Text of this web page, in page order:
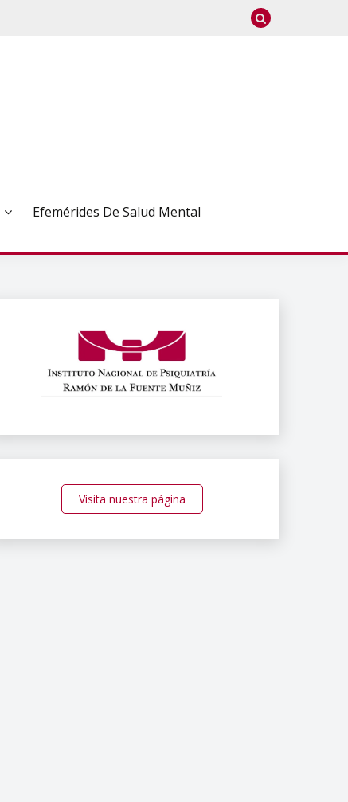
Efemérides De Salud Mental
Visita nuestra página